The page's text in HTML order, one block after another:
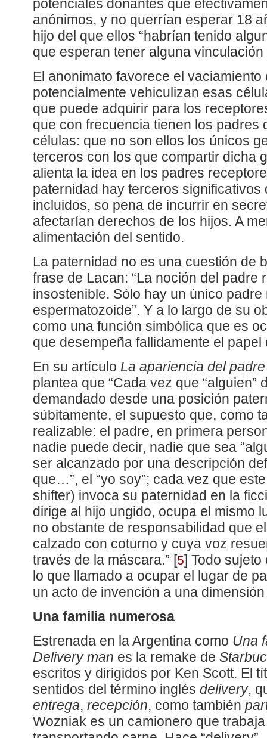
potenciales donantes que
anónimos, y no querrían esperar 18
hijo del que ellos “habrían tenido
que esperan tener alguna
El anonimato favorece el
potencialmente vehiculizan esas
que puede adquirir para los
que con frecuencia tienen los padres
células: que no son ellos los únicos
terceros con los que compartir dicha
alienta la idea en los padres
paternidad hay terceros significativos
incluidos, so pena de incurrir en
afectarían derechos de los hijos. A
alimentación del sentido.
La paternidad no es una cuestión de
frase de Lacan: “La noción del padre
insostenible. Sólo hay un único padre
espermatozoide”. Y a lo largo de su
como una función simbólica que es
que desempeña fallidamente el
En su artículo La apariencia del
plantea que “Cada vez que “alguien”
demandado desde una posición
súbitamente, el supuesto que, como
realizable: el padre, en primera
nadie puede decir, nadie que sea
ser alcanzado por una descripción
que…”, el “yo soy”; cada vez que
shifter) invoca su paternidad en la
dirige al hijo ungido, ocupa el mismo
no obstante de responsabilidad que
calzado con coturno y cuya voz
través de la máscara.” [5] Todo sujeto
lo que llamado a ocupar el lugar de
un acto de invención a una
Una familia numerosa
Estrenada en la Argentina como Una
Delivery man es la remake de
escritos y dirigidos por Ken Scott. El
sentidos del término inglés delivery,
entrega, recepción, como también
Wozniak es un camionero que